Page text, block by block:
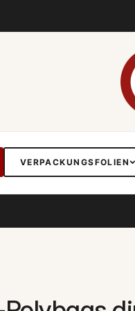
VERPACKUNGSFOLIEN